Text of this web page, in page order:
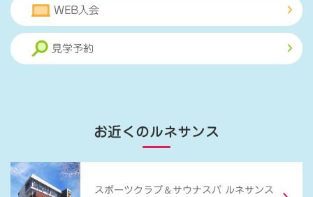
WEB入会
見学予約
お近くのルネサンス
スポーツクラブ ＆ サウナスパ ルネサンス